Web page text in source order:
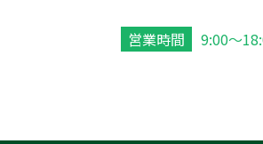
営業時間 9:00～